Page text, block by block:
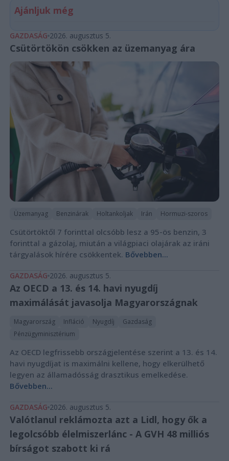
Ajánljuk még
GAZDASÁG 2026. augusztus 5.
Csütörtökön csökken az üzemanyag ára
Üzemanyag Benzinárak Holtankoljak Irán Hormuzi-szoros
Csütörtöktől 7 forinttal olcsóbb lesz a 95-ös benzin, 3
forinttal a gázolaj, miután a világpiaci olajárak az iráni
tárgyalások hírére csökkentek. Bővebben...
GAZDASÁG 2026. augusztus 5.
Az OECD a 13. és 14. havi nyugdíj
maximálását javasolja Magyarországnak
Magyarország Infláció Nyugdíj
Gazdaság
Pénzügyminisztérium
Az OECD legfrissebb országjelentése szerint a 13. és 14.
havi nyugdíjat is maximálni kellene, hogy elkerülhető
legyen az államadósság drasztikus emelkedése.
Bővebben...
GAZDASÁG 2026. augusztus 5.
Valótlanul reklámozta azt a Lidl, hogy ők a
legolcsóbb élelmiszerlánc - A GVH 48 milliós
bírságot szabott ki rá